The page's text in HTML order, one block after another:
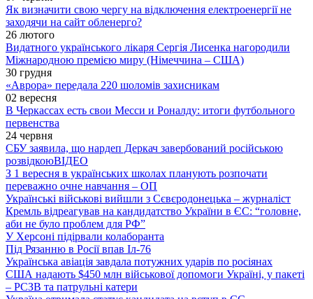
Як визначити свою чергу на відключення електроенергії не
заходячи на сайт обленерго?
26 лютого
Видатного українського лікаря Сергія Лисенка нагородили
Міжнародною премією миру (Німеччина – США)
30 грудня
«Аврора» передала 220 шоломів захисникам
02 вересня
В Черкассах есть свои Месси и Роналду: итоги футбольного
первенства
24 червня
СБУ заявила, що нардеп Деркач завербований російською
розвідкоюВІДЕО
З 1 вересня в українських школах планують розпочати
переважно очне навчання – ОП
Українські військові вийшли з Сєвєродонецька – журналіст
Кремль відреагував на кандидатство України в ЄС: “головне,
аби не було проблем для РФ”
У Херсоні підірвали колаборанта
Під Рязанню в Росії впав Іл-76
Українська авіація завдала потужних ударів по росіянах
США надають $450 млн військової допомоги Україні, у пакеті
– РСЗВ та патрульні катери